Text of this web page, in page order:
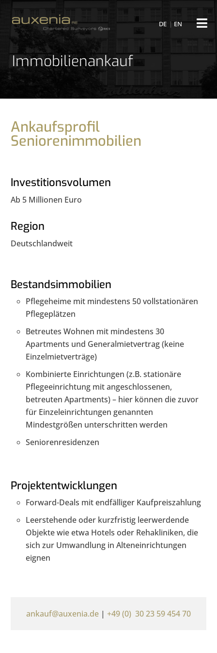
DE EN
Immobilienankauf
Ankaufsprofil
Seniorenimmobilien
Investitionsvolumen
Ab 5 Millionen Euro
Region
Deutschlandweit
Bestandsimmobilien
Pflegeheime mit mindestens 50 vollstationären
Pflegeplätzen
Betreutes Wohnen mit mindestens 30
Apartments und Generalmietvertrag (keine
Einzelmietverträge)
Kombinierte Einrichtungen (z.B. stationäre
Pflegeeinrichtung mit angeschlossenen,
betreuten Apartments) – hier können die zuvor
für Einzeleinrichtungen genannten
Mindestgrößen unterschritten werden
Seniorenresidenzen
Projektentwicklungen
Forward-Deals mit endfälliger Kaufpreiszahlung
Leerstehende oder kurzfristig leerwerdende
Objekte wie etwa Hotels oder Rehakliniken, die
sich zur Umwandlung in Alteneinrichtungen
eignen
ankauf@auxenia.de | +49 (0) 30 23 59 454 70